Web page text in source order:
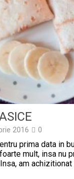
2016 0
prima data in
mult, insa nu
am